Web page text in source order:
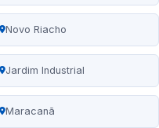
Novo Riacho
Jardim Industrial
Maracanã